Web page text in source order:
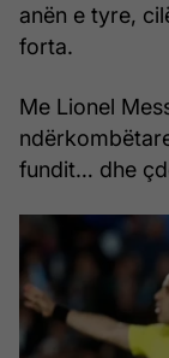
anën e tyre,
forta.
Me Lionel
fundit… dhe